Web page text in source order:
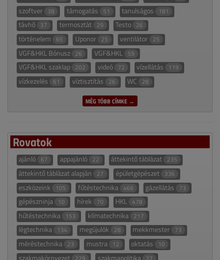
szoftver 38 támogatás 51 tanulságos 181
távhő 37 termosztát 29 Testo 26
történelem 65 Uponor 25 ventilátor 25
VGF&HKL Bónusz 26 VGF&HKL 59
VGF&HKL szaklap 202 videó 72 vízellátás 119
vízkezelés 61 víztisztítás 26 WC 28
MÉG TÖBB CÍMKE →
Rovatok
ajánló 67 appajánló 22 áttekintő táblázat 235
áttekintő táblázat alapján 27 épületgépészet 336
eszközeink 105 fűtéstechnika 466 gázellátás 73
gépészninja 10 hírek 70 HKL 478
hűtéstechnika 153 klímatechnika 217
légtechnika 134 megújulók 28 mekkmester 73
méréstechnika 23 mustra 12 oktatás 10
szakmakörnyezet 229 szakmapolitika 27